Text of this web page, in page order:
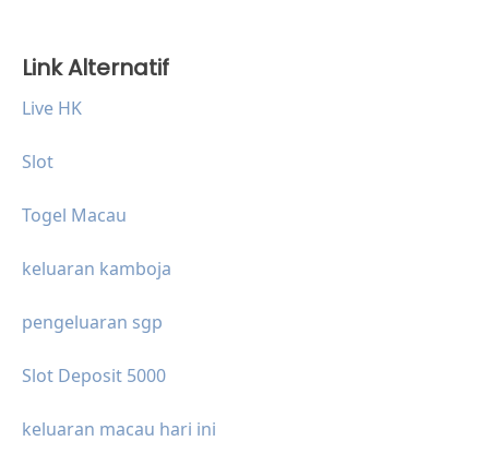
Link Alternatif
Live HK
Slot
Togel Macau
keluaran kamboja
pengeluaran sgp
Slot Deposit 5000
keluaran macau hari ini